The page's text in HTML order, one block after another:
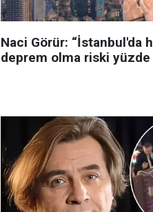
Naci Görür: “İstanbul'da
deprem olma riski yüzde